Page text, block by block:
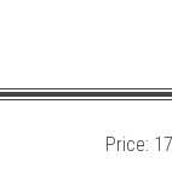
Price: